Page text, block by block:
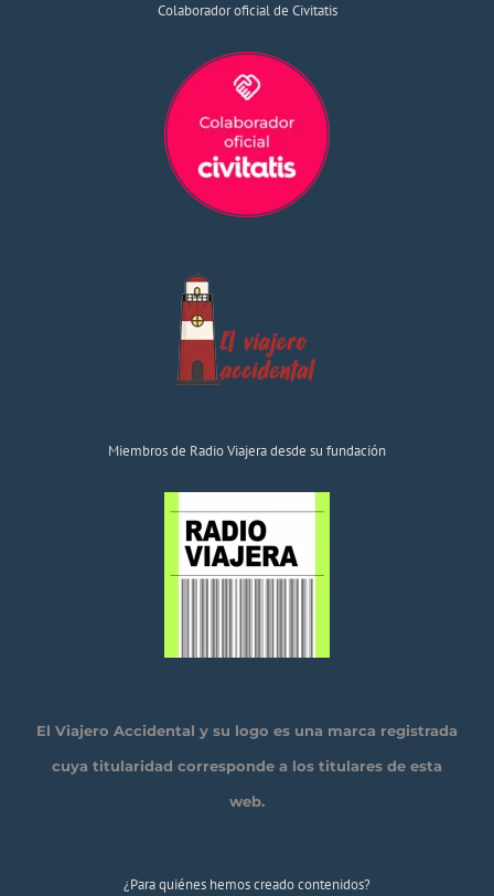
Colaborador oficial de Civitatis
Miembros de Radio Viajera desde su fundación
El Viajero Accidental y su logo es una marca registrada
cuya titularidad corresponde a los titulares de esta
web.
¿Para quiénes hemos creado contenidos?